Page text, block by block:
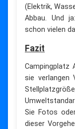
(Elektrik,
Abbau. Und
schon vielen
Fazit
Campingplatz
sie verlangen
Sie Fotos
dieser